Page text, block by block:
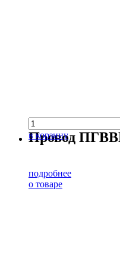
в корзину
Провод
подробнее
о товаре